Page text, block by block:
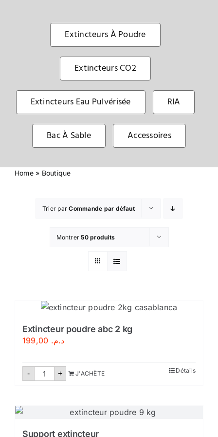
Extincteurs À Poudre
Extincteurs CO2
Extincteurs Eau Pulvérisée RIA
Bac À Sable Accessoires
Home» Boutique
Trier parCommande par défaut
Montrer50 produits
Extincteur poudre abc 2 kg
د.م.
- quantité
+ J'ACHÈTE Détails
Support extincteur